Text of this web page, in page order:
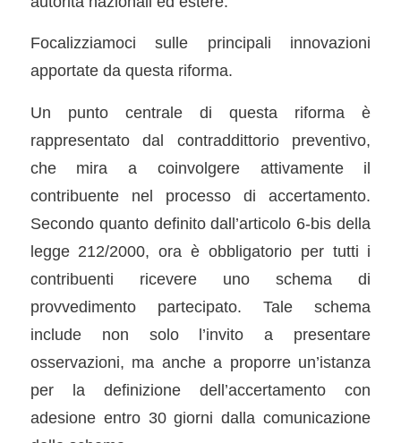
Focalizziamoci sulle principali innovazioni
apportate da questa riforma.
Un punto centrale di questa riforma è
rappresentato dal contraddittorio preventivo,
che mira a coinvolgere attivamente il
contribuente nel processo di accertamento.
Secondo quanto definito dall’articolo 6-bis della
legge 212/2000, ora è obbligatorio per tutti i
contribuenti ricevere uno schema di
provvedimento partecipato. Tale schema
include non solo l’invito a presentare
osservazioni, ma anche a proporre un’istanza
per la definizione dell’accertamento con
adesione entro 30 giorni dalla comunicazione